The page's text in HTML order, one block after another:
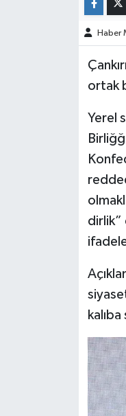
Haber
ortak
Yerel
dirlik”
TÜRKİYE